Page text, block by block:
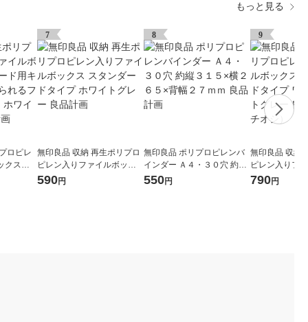
もっと見る
ロピレ
スス
7
無印良品 収納 再生ポリプロ
ピレン入りファイルボック
ス スタンダードタイプ ホワ
590円
8
無印良品 ポリプロピレンバ
インダー Ａ４・３０穴 約縦
３１５×横２６５×背幅２７
550円
9
無印良品 収納
ピレン入りフ
ス スタンダー
790円